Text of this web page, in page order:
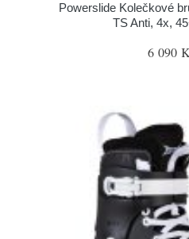
Powerslide Kolečkové
TS Anti, 4x,
6 090